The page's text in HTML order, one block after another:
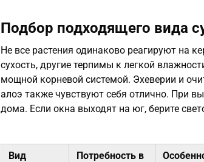
Подбор подходящего вида
Не все растения одинаково реагируют на
сухость, другие терпимы к легкой
мощной корневой системой. Эхеверии и
алоэ также чувствуют себя отлично. При
дома. Если окна выходят на юг, берите
Вид
Потребность в